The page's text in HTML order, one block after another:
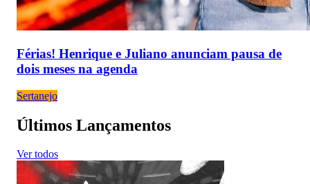
Férias! Henrique e Juliano anunciam pausa de
dois meses na agenda
Sertanejo
Últimos Lançamentos
Ver todos